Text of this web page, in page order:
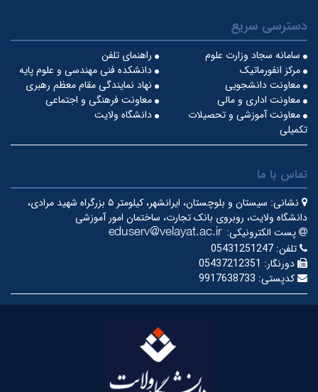
دسترسی سریع
راهنمای تلفن
سامانه سجاد وزارت علوم
دانشکده فنی مهندسی و علوم پایه
مرکز انفورماتیک
نهاد نمایندگی مقام معظم رهبری
معاونت دانشجویی
معاونت فرهنگی و اجتماعی
معاونت اداری و مالی
دانشگاه ولایت
معاونت آموزشی و تحصیلات
تکمیلی
تماس با ما
نشانی:
سیستان و بلوچستان، ایرانشهر، کیلومتر ۵ بزرگراه شهید مرادی،
دانشگاه ولایت، روبروی بانک تجارت، ساختمان امور آموزشی
پست الکترونیکی:
تلفن: 05431251247
دورنگار: 05437212351
کدپستی: 9917638733